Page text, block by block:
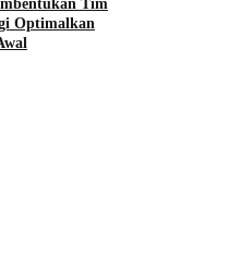
Tim
Optimalkan